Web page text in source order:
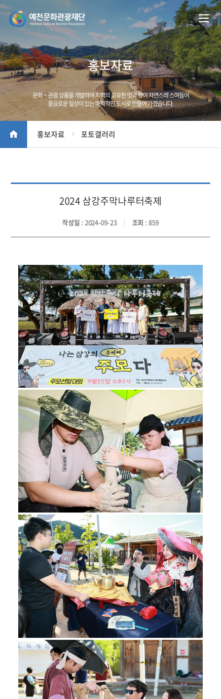
홍보자료
문화‧관광 상품을 개발하여 지역의 고유한 멋과 향이 자연스레 스며들어
풍요로운 일상이 있는 매력적인 도시로 만들어 가겠습니다.
홍보자료 포토갤러리
2024 삼강주막나루터축제
작성일 : 2024-09-23 조회 : 859